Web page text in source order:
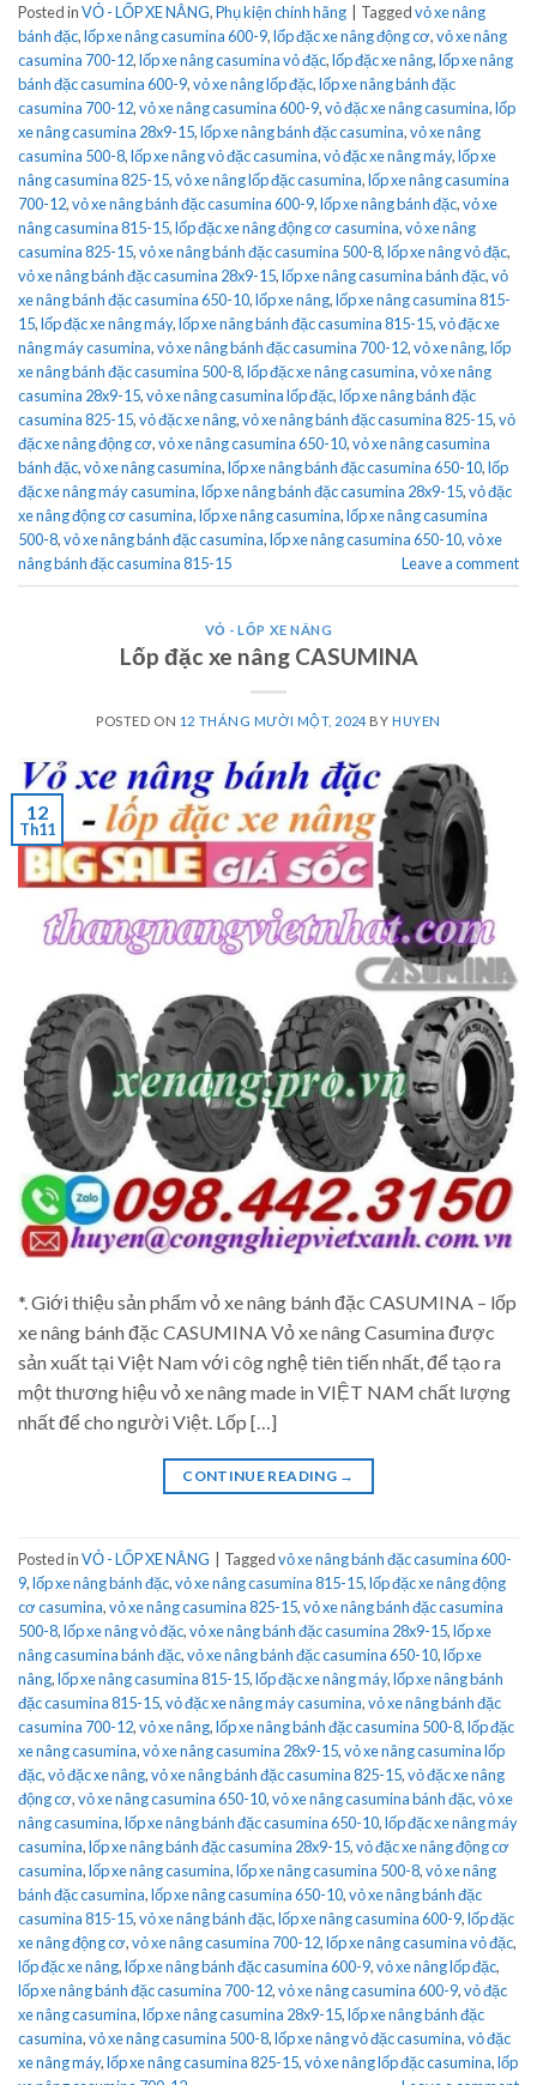
Posted inVỎ - LỐP XE NÂNG,Phụ kiện chính hãng Taggedvỏ xe nâng
bánh đặc,lốp xe nâng casumina 600-9,lốp đặc xe nâng động cơ,vỏ xe nâng
casumina 700-12,lốp xe nâng casumina vỏ đặc,lốp đặc xe nâng,lốp xe nâng
bánh đặc casumina 600-9,vỏ xe nâng lốp đặc,lốp xe nâng bánh đặc
casumina 700-12,vỏ xe nâng casumina 600-9,vỏ đặc xe nâng casumina,lốp
xe nâng casumina 28x9-15,lốp xe nâng bánh đặc casumina,vỏ xe nâng
casumina 500-8,lốp xe nâng vỏ đặc casumina,vỏ đặc xe nâng máy,lốp xe
nâng casumina 825-15,vỏ xe nâng lốp đặc casumina,lốp xe nâng casumina
700-12,vỏ xe nâng bánh đặc casumina 600-9,lốp xe nâng bánh đặc,vỏ xe
nâng casumina 815-15,lốp đặc xe nâng động cơ casumina,vỏ xe nâng
casumina 825-15,vỏ xe nâng bánh đặc casumina 500-8,lốp xe nâng vỏ đặc,
vỏ xe nâng bánh đặc casumina 28x9-15,lốp xe nâng casumina bánh đặc,vỏ
xe nâng bánh đặc casumina 650-10,lốp xe nâng,lốp xe nâng casumina 815-
15,lốp đặc xe nâng máy,lốp xe nâng bánh đặc casumina 815-15,vỏ đặc xe
nâng máy casumina,vỏ xe nâng bánh đặc casumina 700-12,vỏ xe nâng,lốp
xe nâng bánh đặc casumina 500-8,lốp đặc xe nâng casumina,vỏ xe nâng
casumina 28x9-15,vỏ xe nâng casumina lốp đặc,lốp xe nâng bánh đặc
casumina 825-15,vỏ đặc xe nâng,vỏ xe nâng bánh đặc casumina 825-15,vỏ
đặc xe nâng động cơ,vỏ xe nâng casumina 650-10,vỏ xe nâng casumina
bánh đặc,vỏ xe nâng casumina,lốp xe nâng bánh đặc casumina 650-10,lốp
đặc xe nâng máy casumina,lốp xe nâng bánh đặc casumina 28x9-15,vỏ đặc
xe nâng động cơ casumina,lốp xe nâng casumina,lốp xe nâng casumina
500-8,vỏ xe nâng bánh đặc casumina,lốp xe nâng casumina 650-10,vỏ xe
nâng bánh đặc casumina 815-15
Leave a comment
VỎ - LỐP XE NÂNG
Lốp đặc xe nâng CASUMINA
POSTED ON 12 THÁNG MƯỜI MỘT, 2024 BY HUYEN
12
Th11
*. Giới thiệu sản phẩm vỏ xe nâng bánh đặc CASUMINA – lốp
xe nâng bánh đặc CASUMINA Vỏ xe nâng Casumina được
sản xuất tại Việt Nam với côg nghệ tiên tiến nhất, để tạo ra
một thương hiệu vỏ xe nâng made in VIỆT NAM chất lượng
nhất để cho người Việt. Lốp […]
CONTINUE READING →
Posted inVỎ - LỐP XE NÂNG Taggedvỏ xe nâng bánh đặc casumina 600-
9,lốp xe nâng bánh đặc,vỏ xe nâng casumina 815-15,lốp đặc xe nâng động
cơ casumina,vỏ xe nâng casumina 825-15,vỏ xe nâng bánh đặc casumina
500-8,lốp xe nâng vỏ đặc,vỏ xe nâng bánh đặc casumina 28x9-15,lốp xe
nâng casumina bánh đặc,vỏ xe nâng bánh đặc casumina 650-10,lốp xe
nâng,lốp xe nâng casumina 815-15,lốp đặc xe nâng máy,lốp xe nâng bánh
đặc casumina 815-15,vỏ đặc xe nâng máy casumina,vỏ xe nâng bánh đặc
casumina 700-12,vỏ xe nâng,lốp xe nâng bánh đặc casumina 500-8,lốp đặc
xe nâng casumina,vỏ xe nâng casumina 28x9-15,vỏ xe nâng casumina lốp
đặc,vỏ đặc xe nâng,vỏ xe nâng bánh đặc casumina 825-15,vỏ đặc xe nâng
động cơ,vỏ xe nâng casumina 650-10,vỏ xe nâng casumina bánh đặc,vỏ xe
nâng casumina,lốp xe nâng bánh đặc casumina 650-10,lốp đặc xe nâng máy
casumina,lốp xe nâng bánh đặc casumina 28x9-15,vỏ đặc xe nâng động cơ
casumina,lốp xe nâng casumina,lốp xe nâng casumina 500-8,vỏ xe nâng
bánh đặc casumina,lốp xe nâng casumina 650-10,vỏ xe nâng bánh đặc
casumina 815-15,vỏ xe nâng bánh đặc,lốp xe nâng casumina 600-9,lốp đặc
xe nâng động cơ,vỏ xe nâng casumina 700-12,lốp xe nâng casumina vỏ đặc,
lốp đặc xe nâng,lốp xe nâng bánh đặc casumina 600-9,vỏ xe nâng lốp đặc,
lốp xe nâng bánh đặc casumina 700-12,vỏ xe nâng casumina 600-9,vỏ đặc
xe nâng casumina,lốp xe nâng casumina 28x9-15,lốp xe nâng bánh đặc
casumina,vỏ xe nâng casumina 500-8,lốp xe nâng vỏ đặc casumina,vỏ đặc
xe nâng máy,lốp xe nâng casumina 825-15,vỏ xe nâng lốp đặc casumina,lốp